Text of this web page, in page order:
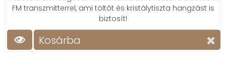
FM transzmitterrel, ami töltőt és kristálytiszta hangzást is
biztosít!
Kosárba